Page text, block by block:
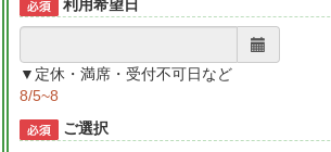
利用希望日
▼定休・満席・受付不可日など
8/5~8
ご選択